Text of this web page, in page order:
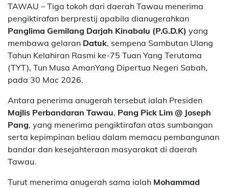
TAWAU – Tiga tokoh dari daerah Tawau menerima
pengiktirafan berprestij apabila dianugerahkan
Panglima Gemilang Darjah Kinabalu (P.G.D.K) yang
membawa gelaran Datuk, sempena Sambutan Ulang
Tahun Kelahiran Rasmi ke-75 Tuan Yang Terutama
(TYT), Tun Musa AmanYang Dipertua Negeri Sabah,
pada 30 Mac 2026.
Antara penerima anugerah tersebut ialah Presiden
Majlis Perbandaran Tawau, Pang Pick Lim @ Joseph
Pang, yang menerima pengiktirafan atas sumbangan
serta kepimpinan beliau dalam memacu pembangunan
bandar dan kesejahteraan masyarakat di daerah
Tawau.
Turut menerima anugerah sama ialah Mohammad